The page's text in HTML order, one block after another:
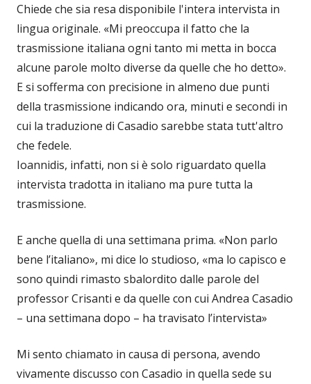
Chiede che sia resa disponibile l'intera intervista in
lingua originale. «Mi preoccupa il fatto che la
trasmissione italiana ogni tanto mi metta in bocca
alcune parole molto diverse da quelle che ho detto».
E si sofferma con precisione in almeno due punti
della trasmissione indicando ora, minuti e secondi in
cui la traduzione di Casadio sarebbe stata tutt'altro
che fedele.
Ioannidis, infatti, non si è solo riguardato quella
intervista tradotta in italiano ma pure tutta la
trasmissione.
E anche quella di una settimana prima. «Non parlo
bene l’italiano», mi dice lo studioso, «ma lo capisco e
sono quindi rimasto sbalordito dalle parole del
professor Crisanti e da quelle con cui Andrea Casadio
– una settimana dopo – ha travisato l’intervista»
Mi sento chiamato in causa di persona, avendo
vivamente discusso con Casadio in quella sede su